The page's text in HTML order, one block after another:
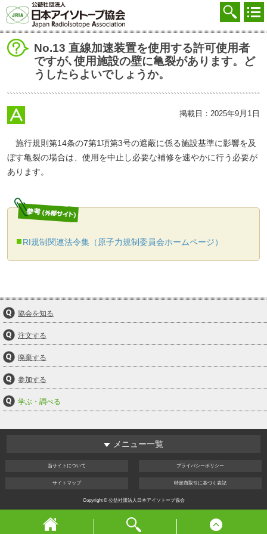
協会を知る
廃棄する
会員マイページ
FAQ
お問合せ
English
No.13 直線加速装置を使用する許可使用者
ですが､使用施設の壁に亀裂があります。ど
うしたらよいでしょうか。
掲載日：2025年9 月1 日
施行規則第14条の7第1項第3号の遮蔽に係る施設基準に影響を及
ぼす亀裂の場合は、使用を中止し必要な補修を速やかに行う必要が
あります。
RI規制関連法令集（原子力規制委員会ホームページ）
協会を知る
注文する
廃棄する
参加する
学ぶ・調べる
メニュー一覧
当サイト について プライバシーポリシー
サイト マップ 特定商取引 に基づく表記
Copyright © 公益社団法人日本アイソトープ協会